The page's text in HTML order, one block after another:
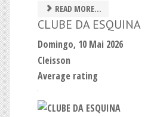
READ MORE...
CLUBE DA ESQUINA
Domingo, 10 Mai 2026
Cleisson
Average rating